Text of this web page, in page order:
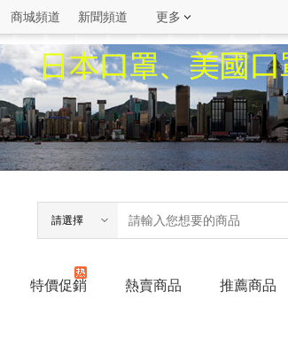
商城頻道 新聞頻道 更多
請選擇
特價促銷 熱賣商品 推薦商品